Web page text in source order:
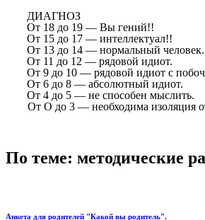
ДИАГНОЗ
От 18 до 19 — Вы гений!!
От 15 до 17 — интеллектуал!!
От 13 до 14 — нормальный человек.
От 11 до 12 — рядовой идиот.
От 9 до 10 — рядовой идиот с
От 6 до 8 — абсолютный идиот.
От 4 до 5 — не способен мыслить.
От О до 3 — необходима изоляция
По теме: методические
Анкета для родителей "Какой вы родитель".